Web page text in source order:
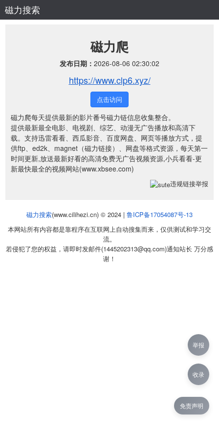
磁力搜索
磁力爬
发布日期： 2026-08-06 02:30:02
https://www.clp6.xyz/
点击访问
磁力爬每天提供最新的影片番号磁力链信息收集整合。
提供最新最全电影、电视剧、综艺、动漫无广告播放和高清下
载。支持迅雷看看、西瓜影音、百度网盘、网页等播放方式，提
供ftp、ed2k、magnet（磁力链接）、网盘等格式资源，每天第一
时间更新,放送最新好看的高清免费无广告视频资源,小兵看看-更
新最快最全的视频网站(www.xbsee.com)
违规链接举报
磁力搜索(www.cilihezi.cn) © 2024 | 鲁ICP备17054087号-13
本网站所有内容都是靠程序在互联网上自动搜集而来，仅供测试和学习交
流。
若侵犯了您的权益，请即时发邮件(1445202313@qq.com)通知站长 万分感
谢！
免责声明
举报
收录